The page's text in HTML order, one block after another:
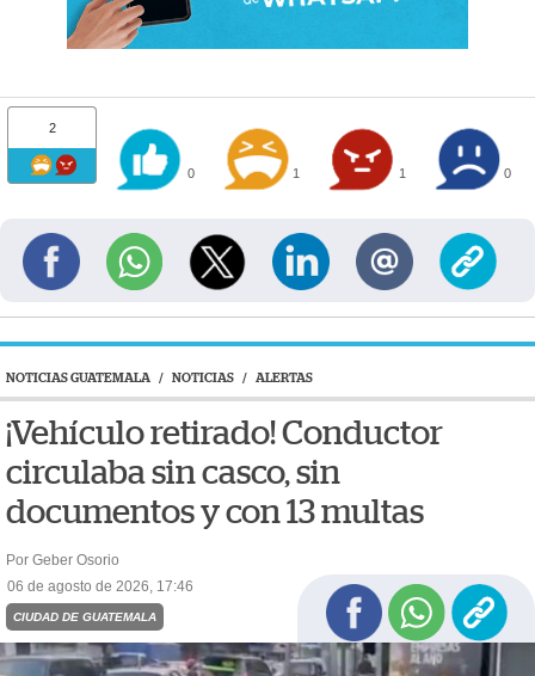
2
0 1 1 0
NOTICIAS GUATEMALA / NOTICIAS / ALERTAS
¡Vehículo retirado! Conductor
circulaba sin casco, sin
documentos y con 13 multas
Por Geber Osorio
06 de agosto de 2026, 17:46
CIUDAD DE GUATEMALA